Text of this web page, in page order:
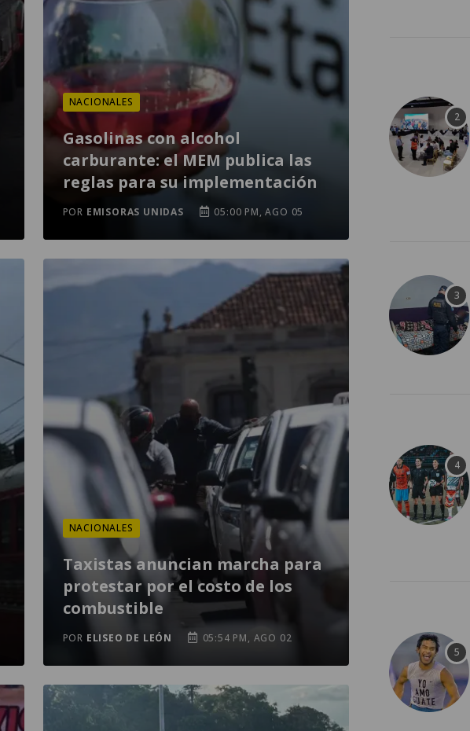
NACIONALES
Gasolinas con alcohol
carburante: el MEM publica las
reglas para su implementación
POR EMISORAS UNIDAS 05:00 PM, AGO 05
NACIONALES
Taxistas anuncian marcha para
protestar por el costo de los
combustible
POR ELISEO DE LEÓN 05:54 PM, AGO 02